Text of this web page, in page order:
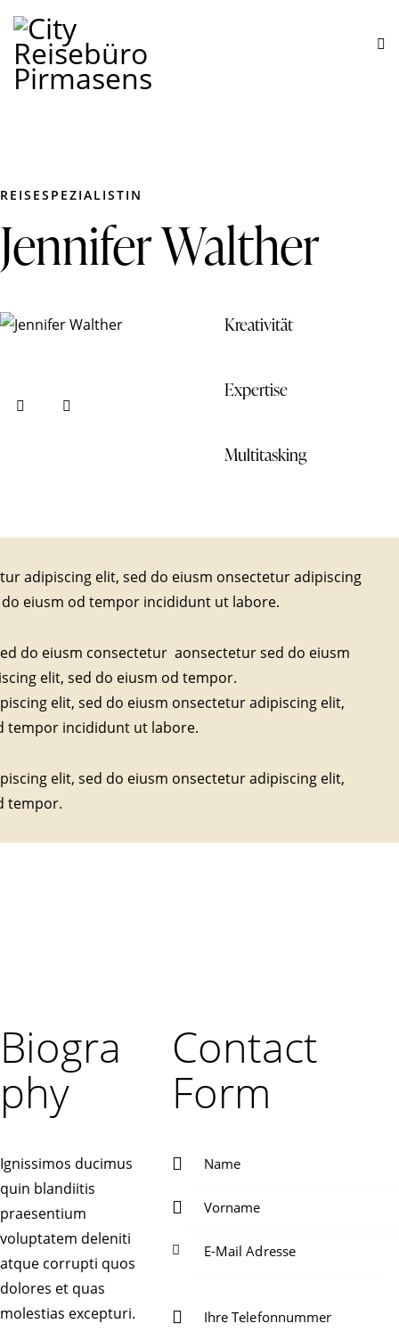
REISESPEZIALISTIN
Jennifer Walther
Kreativität
80%
Expertise
90%
Multitasking
adipiscing elit, sed do eiusm onsectetur adipiscing
eiusm od tempor incididunt ut labore.
do eiusm consectetur aonsectetur sed do eiusm
elit, sed do eiusm od tempor.
elit, sed do eiusm onsectetur adipiscing elit,
tempor incididunt ut labore.
elit, sed do eiusm onsectetur adipiscing elit,
tempor.
Biogra
phy
Ignissimos ducimus
quin blandiitis
praesentium
voluptatem deleniti
atque corrupti quos
dolores et quas
molestias excepturi.
Contact
Form